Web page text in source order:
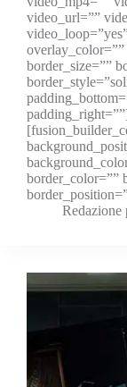
video_url=””
border_size=””
border_color=””
Redazione